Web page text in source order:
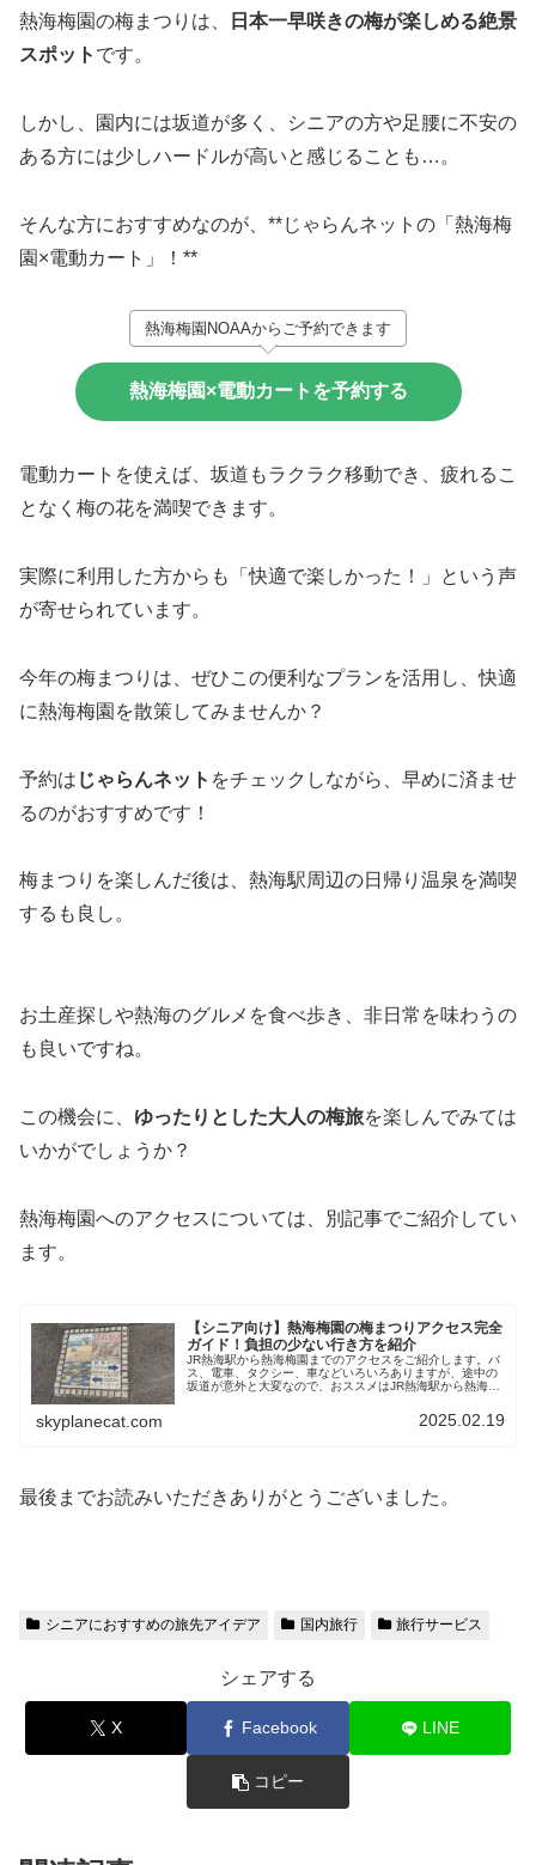
熱海梅園の梅まつりは、
日本一早咲きの梅が楽しめる絶景
スポット です。
しかし、園内には坂道が多く、シニアの方や足腰に不安の
ある方には少しハードルが高いと感じることも…。
そんな方におすすめなのが、**じゃらんネットの「熱海梅
園×電動カート」！**
熱海梅園NOAAからご予約できます
熱海梅園×電動カートを予約する
電動カートを使えば、坂道もラクラク移動でき、疲れるこ
となく梅の花を満喫できます。
実際に利用した方からも「快適で楽しかった！」という声
が寄せられています。
今年の梅まつりは、ぜひこの便利なプランを活用し、快適
に熱海梅園を散策してみませんか？
予約は じゃらんネット をチェックしながら、早めに済ませ
るのがおすすめです！
梅まつりを楽しんだ後は、熱海駅周辺の日帰り温泉を満喫
するも良し。
お土産探しや熱海のグルメを食べ歩き、非日常を味わうの
も良いですね。
この機会に、 ゆったりとした大人の梅旅を楽しんでみては
いかがでしょうか？
熱海梅園へのアクセスについては、別記事でご紹介してい
ます。
【シニア向け】熱海梅園の梅まつりアクセス完全
ガイド！負担の少ない行き方を紹介
JR熱海駅から熱海梅園までのアクセスをご紹介します。バ
ス、電車、タクシー、車などいろいろありますが、途中の
坂道が意外と大変なので、おススメはJR熱海駅から熱海梅
ってくれるので、シニア世代も楽々ですよ。綺麗な梅の競
skyplanecat.com 2025.02.19
最後までお読みいただきありがとうございました。
シニアにおすすめの旅先アイデア 国内旅行 旅行サービス
シェアする
X Facebook LINE
コピー